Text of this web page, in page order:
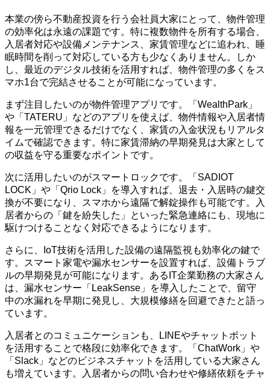
本業の傍ら不動産投資を行う会社員大家にとって、物件管理
の効率化は永遠の課題です。特に複数物件を所有する場合、
入居者対応や設備メンテナンス、家賃管理などに追われ、睡
眠時間を削って対応している方も少なくありません。しか
し、最近のデジタル技術を活用すれば、物件管理の多くをス
マホ1台で完結させることが可能になっています。
まず注目したいのが物件管理アプリです。「WealthPark」
や「TATERU」などのアプリを使えば、物件情報や入居者情
報を一元管理できるだけでなく、家賃の入金状況もリアルタ
イムで確認できます。特に家賃滞納の早期発見は大家として
の収益を守る重要なポイントです。
次に活用したいのがスマートロックです。「SADIOT
LOCK」や「Qrio Lock」を導入すれば、退去・入居時の鍵交
換が不要になり、スマホから遠隔で解錠操作も可能です。入
居者からの「鍵を紛失した」といった緊急連絡にも、現地に
駆けつけることなく対応できるようになります。
さらに、IoT技術を活用した設備の遠隔監視も効率化の鍵で
す。スマート家電や漏水センサーを設置すれば、設備トラブ
ルの早期発見が可能になります。あるIT企業勤務の大家さん
は、漏水センサー「LeakSense」を導入したことで、留守
中の水漏れを早期に発見し、大規模修繕を回避できたと語っ
ています。
入居者とのコミュニケーションも、LINEやチャットボット
を活用することで格段に効率化できます。「ChatWork」や
「Slack」などのビジネスチャットを活用している大家さん
も増えています。入居者からの問い合わせや修繕依頼をチャ